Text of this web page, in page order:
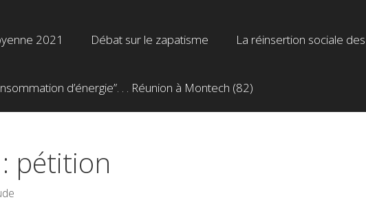
2021 Débat sur le zapatisme La réinsertion sociale
d’énergie”. . . Réunion à Montech (82)
: pétition